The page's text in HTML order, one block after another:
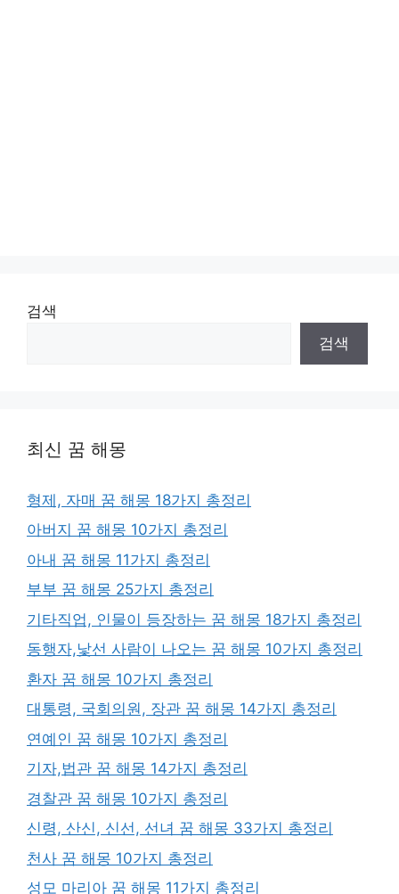
검색
검색
최신 꿈 해몽
형제, 자매 꿈 해몽 18가지 총정리
아버지 꿈 해몽 10가지 총정리
아내 꿈 해몽 11가지 총정리
부부 꿈 해몽 25가지 총정리
기타직업, 인물이 등장하는 꿈 해몽 18가지 총정리
동행자,낯선 사람이 나오는 꿈 해몽 10가지 총정리
환자 꿈 해몽 10가지 총정리
대통령, 국회의원, 장관 꿈 해몽 14가지 총정리
연예인 꿈 해몽 10가지 총정리
기자,법관 꿈 해몽 14가지 총정리
경찰관 꿈 해몽 10가지 총정리
신령, 산신, 신선, 선녀 꿈 해몽 33가지 총정리
천사 꿈 해몽 10가지 총정리
성모 마리아 꿈 해몽 11가지 총정리